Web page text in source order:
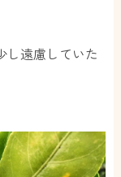
し遠慮していた